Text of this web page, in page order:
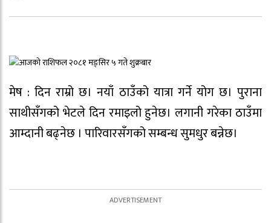
मेष : दिन राम्रो छ। नयाँ ठाउँको यात्रा गर्ने योग छ। पुराना
साथीसँगको भेटले दिन रमाइलो हुनेछ। लगानी गरेका ठाउँमा
आम्दानी बढ्नेछ । पारिवारसँगको सम्बन्ध सुमधुर बन्नेछ।